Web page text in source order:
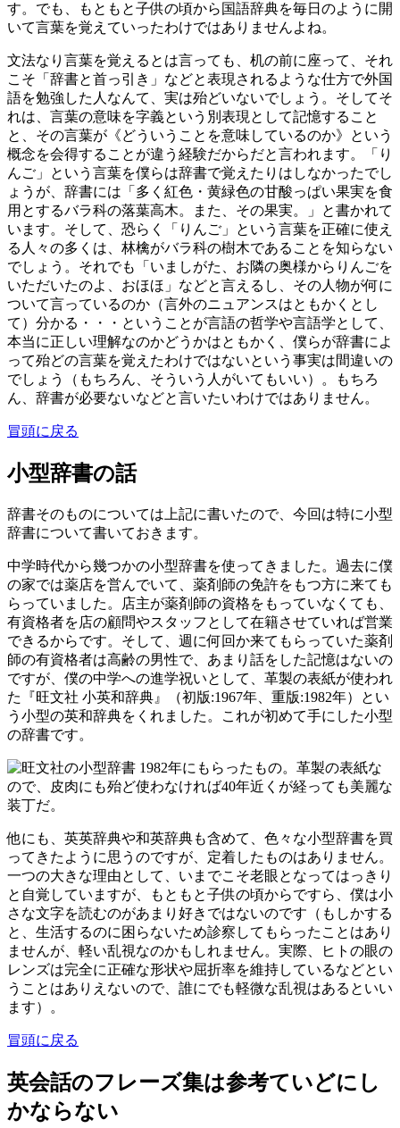
す。でも、もともと子供の頃から国語辞典を毎日のように開
いて言葉を覚えていったわけではありませんよね。
文法なり言葉を覚えるとは言っても、机の前に座って、それ
こそ「辞書と首っ引き」などと表現されるような仕方で外国
語を勉強した人なんて、実は殆どいないでしょう。そしてそ
れは、言葉の意味を字義という別表現として記憶すること
と、その言葉が《どういうことを意味しているのか》という
概念を会得することが違う経験だからだと言われます。「り
んご」という言葉を僕らは辞書で覚えたりはしなかったでし
ょうが、辞書には「多く紅色・黄緑色の甘酸っぱい果実を食
用とするバラ科の落葉高木。また、その果実。」と書かれて
います。そして、恐らく「りんご」という言葉を正確に使え
る人々の多くは、林檎がバラ科の樹木であることを知らない
でしょう。それでも「いましがた、お隣の奥様からりんごを
いただいたのよ、おほほ」などと言えるし、その人物が何に
ついて言っているのか（言外のニュアンスはともかくとし
て）分かる・・・ということが言語の哲学や言語学として、
本当に正しい理解なのかどうかはともかく、僕らが辞書によ
って殆どの言葉を覚えたわけではないという事実は間違いの
でしょう（もちろん、そういう人がいてもいい）。もちろ
ん、辞書が必要ないなどと言いたいわけではありません。
冒頭に戻る
小型辞書の話
辞書そのものについては上記に書いたので、今回は特に小型
辞書について書いておきます。
中学時代から幾つかの小型辞書を使ってきました。過去に僕
の家では薬店を営んでいて、薬剤師の免許をもつ方に来ても
らっていました。店主が薬剤師の資格をもっていなくても、
有資格者を店の顧問やスタッフとして在籍させていれば営業
できるからです。そして、週に何回か来てもらっていた薬剤
師の有資格者は高齢の男性で、あまり話をした記憶はないの
ですが、僕の中学への進学祝いとして、革製の表紙が使われ
た『旺文社 小英和辞典』（初版:1967年、重版:1982年）とい
う小型の英和辞典をくれました。これが初めて手にした小型
の辞書です。
1982年にもらったもの。革製の表紙な
ので、皮肉にも殆ど使わなければ40年近くが経っても美麗な
装丁だ。
他にも、英英辞典や和英辞典も含めて、色々な小型辞書を買
ってきたように思うのですが、定着したものはありません。
一つの大きな理由として、いまでこそ老眼となってはっきり
と自覚していますが、もともと子供の頃からですら、僕は小
さな文字を読むのがあまり好きではないのです（もしかする
と、生活するのに困らないため診察してもらったことはあり
ませんが、軽い乱視なのかもしれません。実際、ヒトの眼の
レンズは完全に正確な形状や屈折率を維持しているなどとい
うことはありえないので、誰にでも軽微な乱視はあるといい
ます）。
冒頭に戻る
英会話のフレーズ集は参考ていどにし
かならない